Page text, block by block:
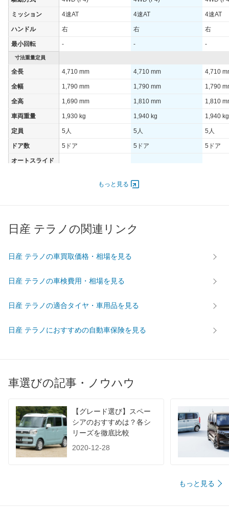
ミッション 4速AT 4速AT 4速AT
ハンドル 右 右 右
最小回転 - - -
寸法重量定員
全長 4,710 mm 4,710 mm 4,710
全幅 1,790 mm 1,790 mm 1,790
全高 1,690 mm 1,810 mm 1,810
車両重量 1,930 kg 1,940 kg 1,940 kg
定員 5人 5人 5人
ドア数 5ドア 5ドア 5ドア
オートスライド
過給機 - -
前輪サイズ -
燃費
WLTC/郊外 - -
60km定地 -
装備オプション
もっと見る
日産 テラノの関連リンク
日産 テラノの車買取価格・相場を見る
日産 テラノの車検費用・相場を見る
日産 テラノの適合タイヤ・車用品を見る
日産 テラノにおすすめの自動車保険を見る
車選びの記事・ノウハウ
【グレード選び】スペー
シアのおすすめは？各シ
リーズを徹底比較
2020-12-28
もっと見る